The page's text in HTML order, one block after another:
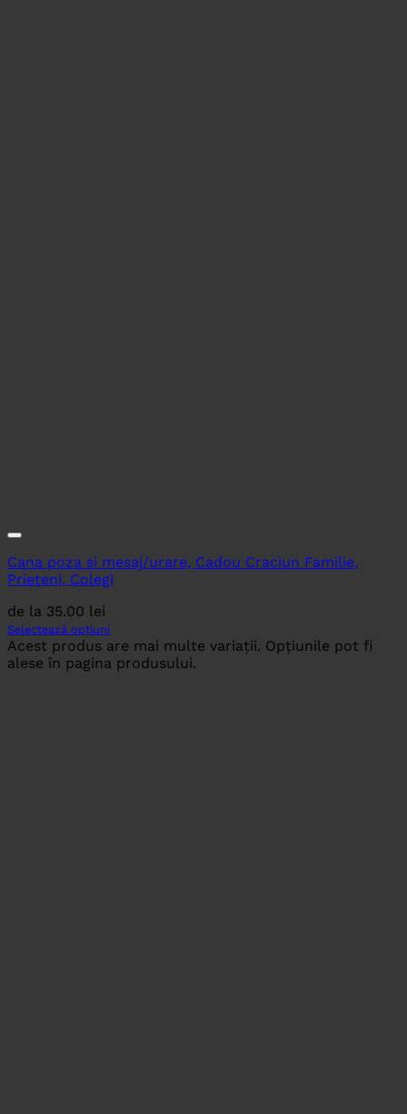
Cana poza si mesaj/urare, Cadou Craciun Familie,
Prieteni, Colegi
de la 35.00 lei
Selectează opțiuni
Acest produs are mai multe variații. Opțiunile pot fi
alese în pagina produsului.